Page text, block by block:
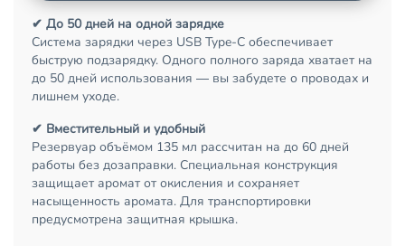
✔ До 50 дней на одной зарядке
Система зарядки через USB Type-C обеспечивает
быструю подзарядку. Одного полного заряда хватает на
до 50 дней использования — вы забудете о проводах и
лишнем уходе.
✔ Вместительный и удобный
Резервуар объёмом 135 мл рассчитан на до 60 дней
работы без дозаправки. Специальная конструкция
защищает аромат от окисления и сохраняет
насыщенность аромата. Для транспортировки
предусмотрена защитная крышка.